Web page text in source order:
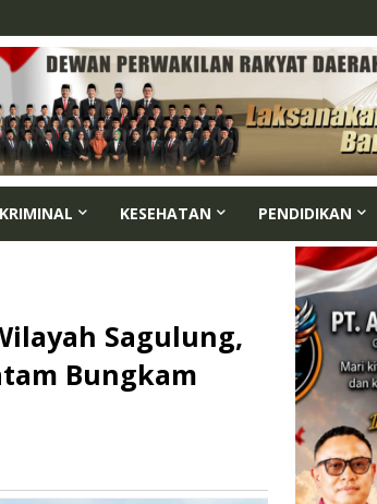
KRIMINAL KESEHATAN PENDIDIKAN
Sagulung,
Bungkam